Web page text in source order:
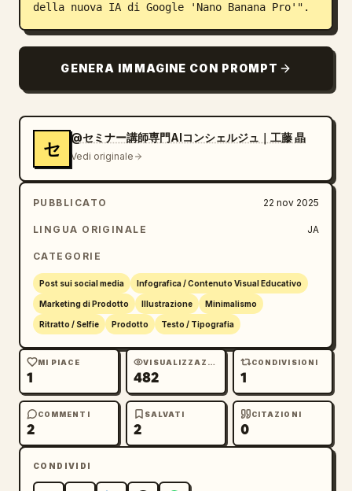
della nuova IA di Google 'Nano Banana Pro'".
GENERA IMMAGINE CON PROMPT
セ
@セミナー講師専門AIコンシェルジュ｜工藤 晶
Vedi originale
PUBBLICATO 22 nov 2025
LINGUA ORIGINALE JA
CATEGORIE
Post sui social media Infografica / Contenuto Visual Educativo
Marketing di Prodotto Illustrazione Minimalismo
Ritratto / Selfie Prodotto Testo / Tipografia
MI PIACE
1
VISUALIZZAZIONI
482
CONDIVISIONI
1
COMMENTI
2
SALVATI
2
CITAZIONI
0
CONDIVIDI